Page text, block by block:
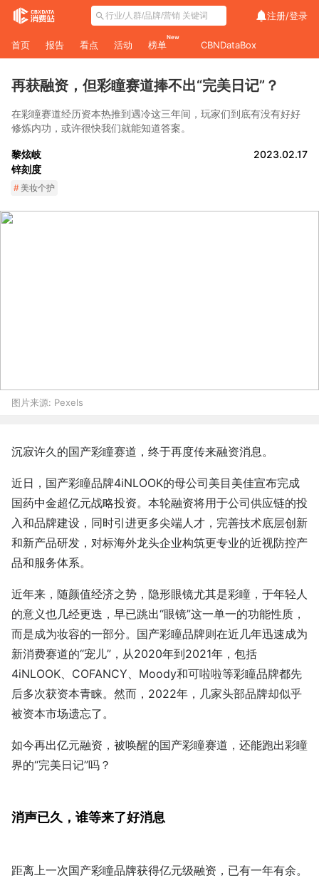
注册/登录
首页 报告 看点 活动 榜单
New
CBNDataBox
再获融资，但彩瞳赛道捧不出“完美日记”？
在彩瞳赛道经历资本热推到遇冷这三年间，玩家们到底有没有好好
修炼内功，或许很快我们就能知道答案。
黎炫岐
锌刻度
2023.02.17
#美妆个护
图片来源: Pexels
沉寂许久的国产彩瞳赛道，终于再度传来融资消息。
近日，国产彩瞳品牌4iNLOOK的母公司美目美佳宣布完成
国药中金超亿元战略投资。本轮融资将用于公司供应链的投
入和品牌建设，同时引进更多尖端人才，完善技术底层创新
和新产品研发，对标海外龙头企业构筑更专业的近视防控产
品和服务体系。
近年来，随颜值经济之势，隐形眼镜尤其是彩瞳，于年轻人
的意义也几经更迭，早已跳出“眼镜”这一单一的功能性质，
而是成为妆容的一部分。国产彩瞳品牌则在近几年迅速成为
新消费赛道的“宠儿”，从2020年到2021年，包括
4iNLOOK、COFANCY、Moody和可啦啦等彩瞳品牌都先
后多次获资本青睐。然而，2022年，几家头部品牌却似乎
被资本市场遗忘了。
如今再出亿元融资，被唤醒的国产彩瞳赛道，还能跑出彩瞳
界的“完美日记”吗？
消声已久，谁等来了好消息
距离上一次国产彩瞳品牌获得亿元级融资，已有一年有余。